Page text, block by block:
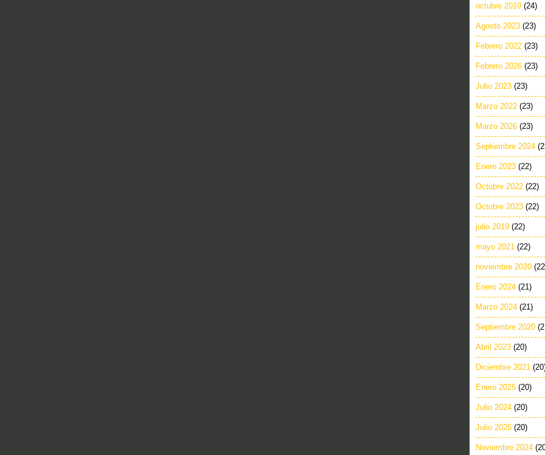
octubre 2019 (24)
Agosto 2023 (23)
Febrero 2022 (23)
Febrero 2026 (23)
Julio 2023 (23)
Marzo 2022 (23)
Marzo 2026 (23)
Septiembre 2024
Enero 2023 (22)
Octubre 2022 (22)
Octubre 2023 (22)
julio 2019 (22)
mayo 2021 (22)
noviembre 2020
Enero 2024 (21)
Marzo 2024 (21)
Septiembre 2020
Abril 2023 (20)
Diciembre 2021
Enero 2025 (20)
Julio 2024 (20)
Julio 2026 (20)
Noviembre 2024